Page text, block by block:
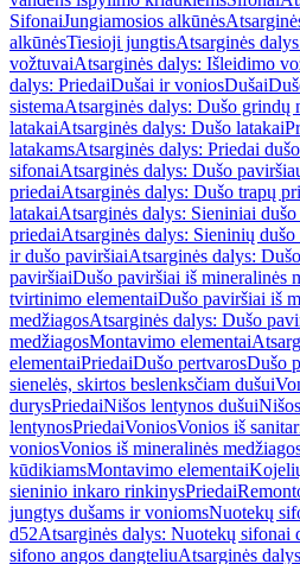
SifonaiJungiamosios alkūnės
alkūnėsTiesioji jungtisAtsarginės
vožtuvaiAtsarginės dalys: Išleidimo
dalys: PriedaiDušai ir voniosDušai
sistemaAtsarginės dalys: Dušo grindų
latakaiAtsarginės dalys: Dušo latakai
latakamsAtsarginės dalys: Priedai
sifonaiAtsarginės dalys: Dušo
priedaiAtsarginės dalys: Dušo trapų
latakaiAtsarginės dalys: Sieniniai dušo
priedaiAtsarginės dalys: Sieninių
ir dušo paviršiaiAtsarginės dalys:
paviršiaiDušo paviršiai iš mineralinės
tvirtinimo elementaiDušo paviršiai iš
medžiagosAtsarginės dalys: Dušo
medžiagosMontavimo elementai
elementaiPriedaiDušo pertvarosDušo
sienelės, skirtos beslenksčiam dušui
durysPriedaiNišos lentynos dušuiNišos
lentynosPriedaiVoniosVonios iš
voniosVonios iš mineralinės
kūdikiamsMontavimo elementai
sieninio inkaro rinkinysPriedai
jungtys dušams ir voniomsNuotekų
d52Atsarginės dalys: Nuotekų sifonai
sifono angos dangteliuAtsarginės